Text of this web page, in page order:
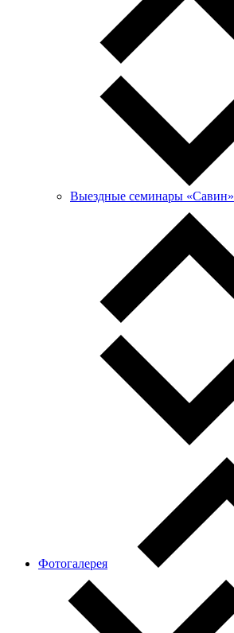
Выездные семинары «Савин»
Фотогалерея